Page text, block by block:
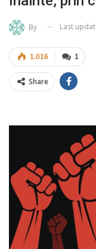
By Last
1
1.016
Share